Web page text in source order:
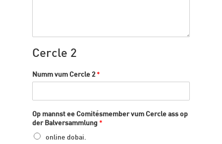
Cercle 2
Numm vum Cercle 2 *
Op mannst ee Comitésmember vum Cercle ass op
der Balversammlung *
online dobai.